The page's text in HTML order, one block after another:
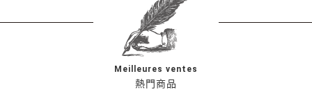
熱門商品
Meilleures ventes